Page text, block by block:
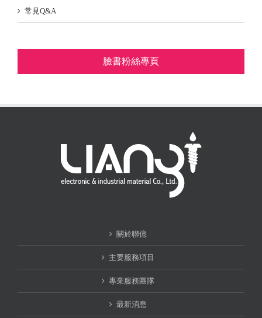
常見Q&A
臉書粉絲專頁
關於聯億
主要服務項目
專業服務團隊
最新消息